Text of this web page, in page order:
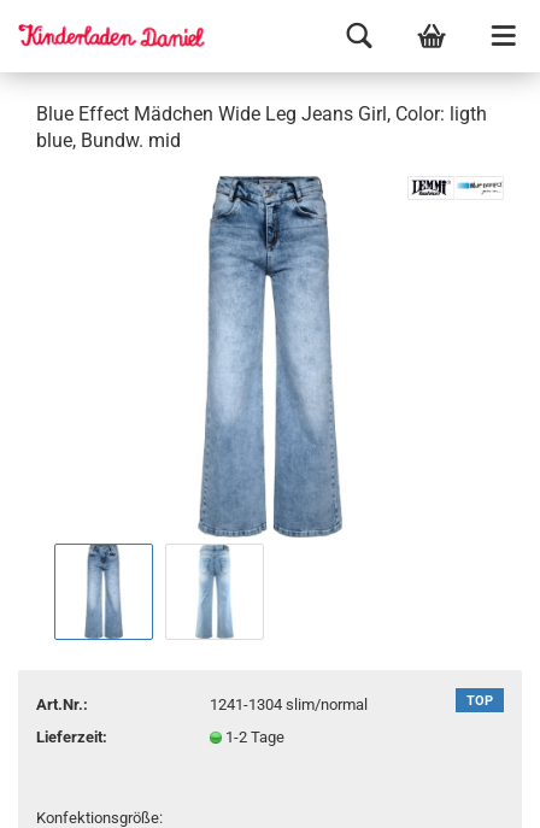
Blue Effect Mädchen Wide Leg Jeans Girl, Color: ligth
blue, Bundw. mid
TOP
Art.Nr.:
1241-1304 slim/normal
Lieferzeit:
1-2 Tage
Konfektionsgröße: